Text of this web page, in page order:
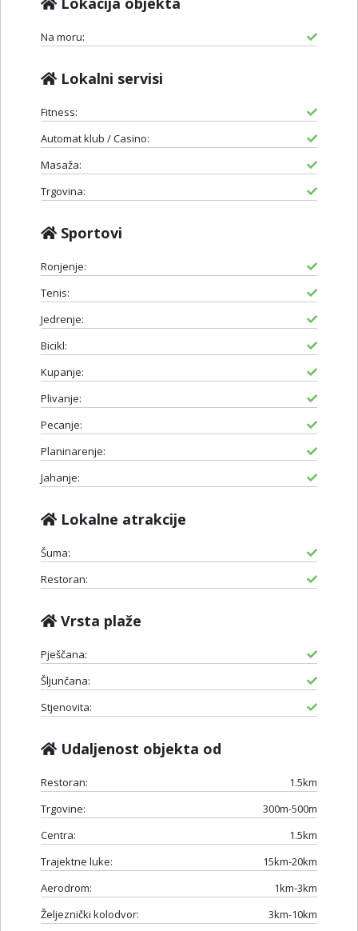
Na moru:
Lokalni servisi
Fitness:
Automat klub / Casino:
Masaža:
Trgovina:
Sportovi
Ronjenje:
Tenis:
Jedrenje:
Bicikl:
Kupanje:
Plivanje:
Pecanje:
Planinarenje:
Jahanje:
Lokalne atrakcije
Šuma:
Restoran:
Vrsta plaže
Pješčana:
Šljunčana:
Stjenovita:
Udaljenost objekta od
Restoran:
1.5km
Trgovine:
300m-500m
Centra:
1.5km
Trajektne luke:
15km-20km
Aerodrom:
1km-3km
Željeznički kolodvor:
3km-10km